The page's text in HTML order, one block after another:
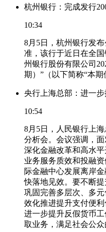
杭州银行：完成发行
10:34
8月5日，杭州银行发
准，该行于近日在全
州银行股份有限公司
期）”（以下简称“本期
央行上海总部：进一
10:54
8月5日，人民银行上
分析会。会议强调，
深化金融改革和高水
业务服务质效和投融
际金融中心发展离岸
快落地见效。要不断
巩固完善多层次、多
效化推进提升支付便
进一步提升反假货币
取业务，满足社会公众